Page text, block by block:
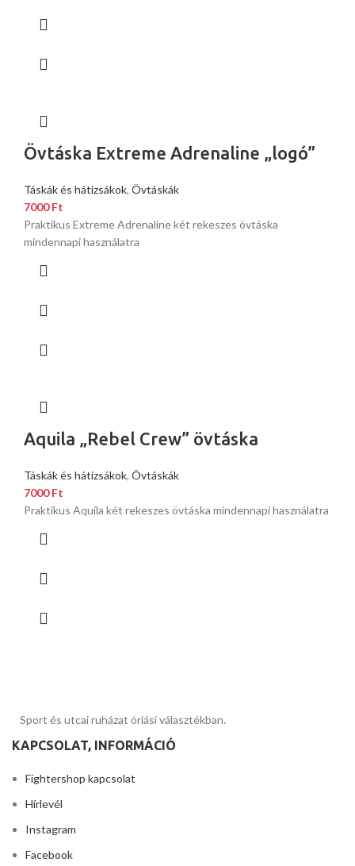
Övtáska Extreme Adrenaline „logó”
Táskák és hátizsákok, Övtáskák
7000Ft
Praktikus Extreme Adrenaline két rekeszes övtáska
mindennapi használatra
Aquila „Rebel Crew” övtáska
Táskák és hátizsákok, Övtáskák
7000Ft
Praktikus Aquila két rekeszes övtáska mindennapi használatra
Sport és utcai ruházat óriási választékban.
KAPCSOLAT, INFORMÁCIÓ
Fightershop kapcsolat
Hírlevél
Instagram
Facebook